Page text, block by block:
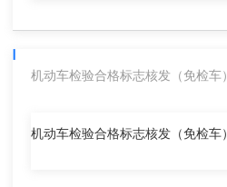
机动车检验合格标志核发（免检车）
机动车检验合格标志核发（免检车）